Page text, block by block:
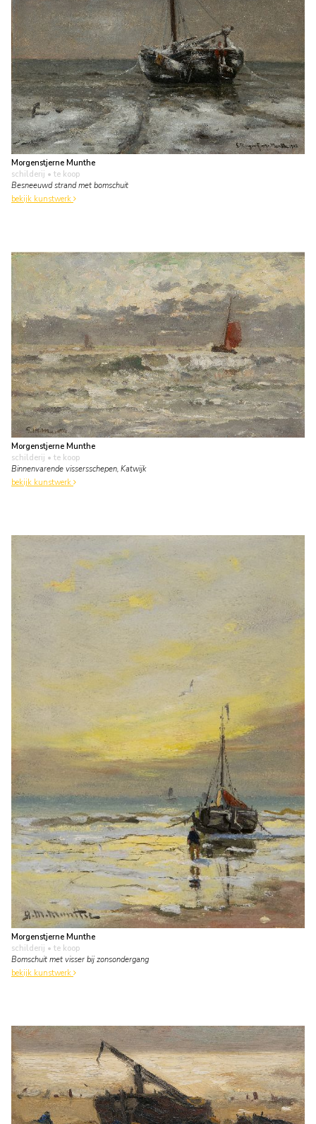
Morgenstjerne Munthe
schilderij • te koop
Besneeuwd strand met bomschuit
bekijk kunstwerk
Morgenstjerne Munthe
schilderij • te koop
Binnenvarende vissersschepen, Katwijk
bekijk kunstwerk
Morgenstjerne Munthe
schilderij • te koop
Bomschuit met visser bij zonsondergang
bekijk kunstwerk